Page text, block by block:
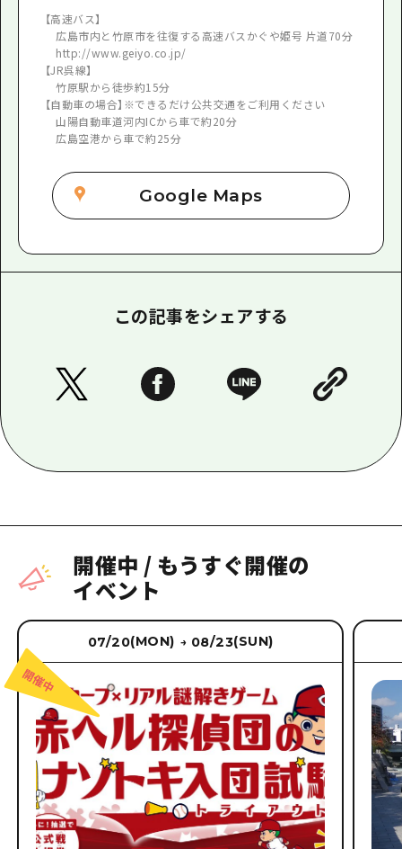
【高速バス】
広島市内と竹原市を往復する高速バスかぐや姫号 片道70分
http://www.geiyo.co.jp/
【JR呉線】
竹原駅から徒歩約15分
【自動車の場合】※できるだけ公共交通をご利用ください
山陽自動車道河内ICから車で約20分
広島空港から車で約25分
Google Maps
この記事をシェアする
開催中 / もうすぐ開催の
イベント
07/20(MON) → 08/23(SUN)